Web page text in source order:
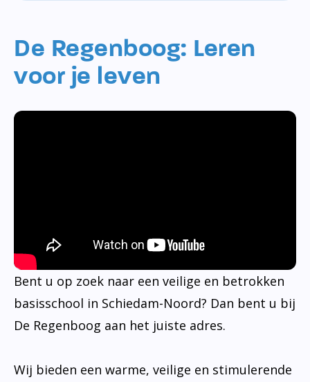
De Regenboog: Leren
voor je leven
Bent u op zoek naar een veilige en betrokken
basisschool in Schiedam-Noord? Dan bent u bij
De Regenboog aan het juiste adres.
Wij bieden een warme, veilige en stimulerende